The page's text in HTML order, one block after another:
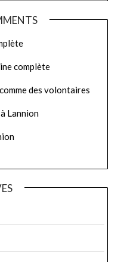
complète
des volontaires
Lannion